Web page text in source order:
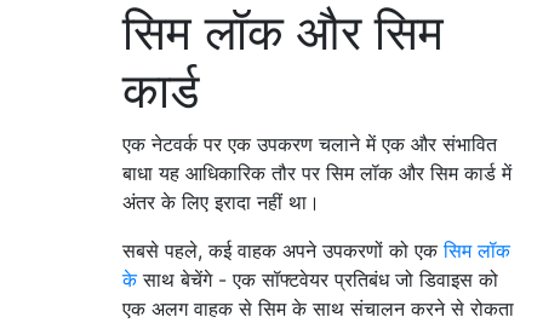
सिम लॉक और सिम
कार्ड
एक नेटवर्क पर एक उपकरण चलाने में एक और संभावित
बाधा यह आधिकारिक तौर पर सिम लॉक और सिम कार्ड में
अंतर के लिए इरादा नहीं था।
सबसे पहले, कई वाहक अपने उपकरणों को एकसिम लॉक
केसाथ बेचेंगे - एक सॉफ्टवेयर प्रतिबंध जो डिवाइस को
एक अलग वाहक से सिम के साथ संचालन करने से रोकता